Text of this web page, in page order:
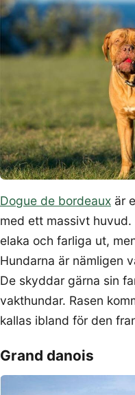
Dogue de bordeaux är
med ett massivt
elaka och farliga ut,
Hundarna är nämligen
De skyddar gärna sin
vakthundar. Rasen
kallas ibland för den
Grand danois